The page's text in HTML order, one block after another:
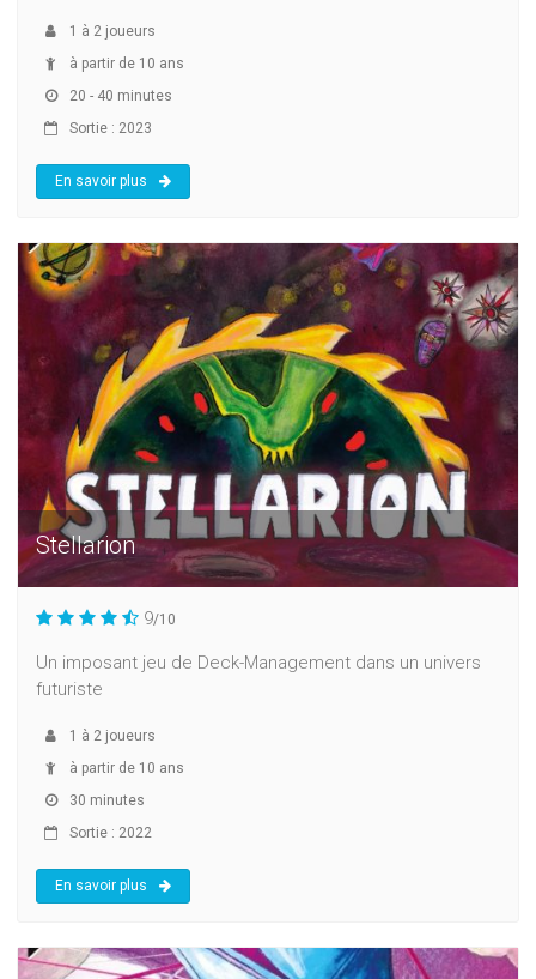
1 à 2 joueurs
à partir de 10 ans
20 - 40 minutes
Sortie : 2023
En savoir plus
Stellarion
9/10
Un imposant jeu de Deck-Management dans un univers
futuriste
1 à 2 joueurs
à partir de 10 ans
30 minutes
Sortie : 2022
En savoir plus